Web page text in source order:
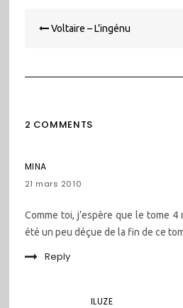
de Voltaire – L’ingénu
2 COMMENTS
MINA
21 mars 2010
Comme toi, j’espère que le tome 4
été un peu déçue de la fin de ce
Reply
ILUZE